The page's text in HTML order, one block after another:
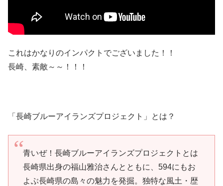
これはかなりのインパクトでございました！！
長崎、素敵～～！！！
「長崎ブルーアイランズプロジェクト」とは？
青いぜ！長崎ブルーアイランズプロジェクトとは
長崎県出身の福山雅治さんとともに、594にもお
よぶ長崎県の島々の魅力を発掘。独特な風土・歴